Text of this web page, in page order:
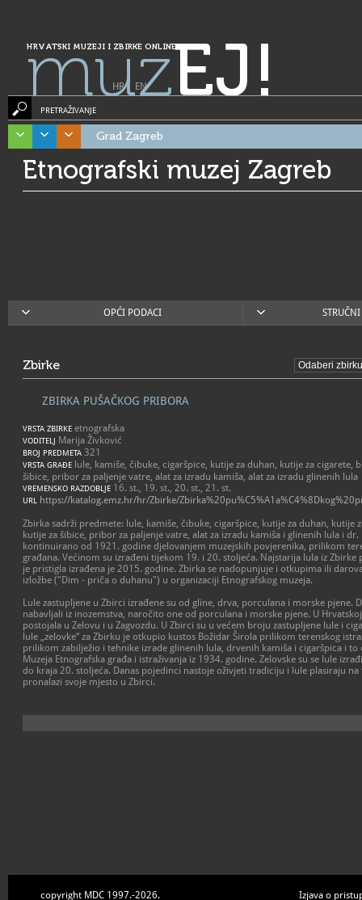
HRVATSKI MUZEJI I ZBIRKE ONLINE
muzEJ!
HR| EN
PRETRAŽIVANJE
Grad Zagreb
Etnografski muzej Zagreb
OPĆI PODACI
Zbirke
ZBIRKA PUŠAČKOG PRIBORA
VRSTA ZBIRKE etnografska
VODITELJ Marija Živković
BROJ PREDMETA 321
VRSTA GRAĐE
lule, kamiše, čibuke, cigaršpice, kutije za duhan, kutije za cigarete,
šibice, pribor za paljenje vatre, alat za izradu kamiša, alat za izradu glinenih lula
VREMENSKO RAZDOBLJE 16. st., 19. st., 20. st., 21. st.
URL https://katalog.emz.hr/hr/Zbirke/
Zbirka sadrži predmete: lule, kamiše, čibuke, cigaršpice, kutije za duhan, kutije
kutije za šibice, pribor za paljenje vatre, alat za izradu kamiša i glinenih lula i
kontinuirano od 1921. godine djelovanjem muzejskih povjerenika, prilikom
građana. Većinom su izrađeni tijekom 19. i 20. stoljeća. Najstarija lula iz Zbirke
je pristigla izrađena je 2015. godine. Zbirka se nadopunjuje i otkupima ili
izložbe ("Dim - priča o duhanu") u organizaciji Etnografskog muzeja.
Lule zastupljene u Zbirci izrađene su od gline, drva, porculana i morske pjene.
nabavljali iz inozemstva, naročito one od porculana i morske pjene. U
postojala u Zelovu i u Zagvozdu. U Zbirci su u većem broju zastupljene lule i
lule „zelovke“ za Zbirku je otkupio kustos Božidar Širola prilikom terenskog
prilikom zabilježio i tehnike izrade glinenih lula, drvenih kamiša i cigaršpica i
Muzeja Etnografska građa i istraživanja iz 1934. godine. Zelovske su se lule
do kraja 20. stoljeća. Danas pojedinci nastoje oživjeti tradiciju i lule plasiraju
pronalazi svoje mjesto u Zbirci.
copyright MDC 1997.-2026. Izjava o